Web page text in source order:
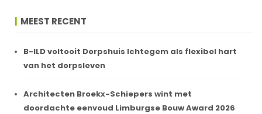
MEEST RECENT
B-ILD voltooit Dorpshuis Ichtegem als flexibel hart
van het dorpsleven
Architecten Broekx-Schiepers wint met
doordachte eenvoud Limburgse Bouw Award 2026